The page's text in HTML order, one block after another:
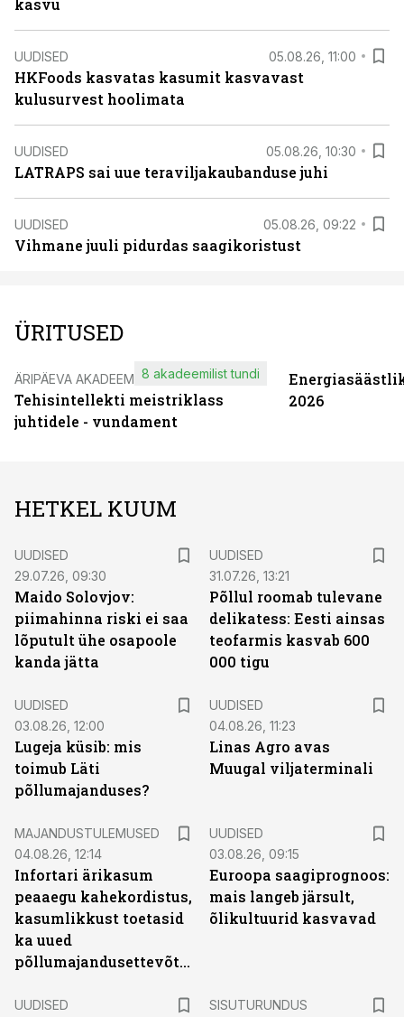
kasvu
UUDISED 05.08.26, 11:00
HKFoods kasvatas kasumit kasvavast
kulusurvest hoolimata
UUDISED 05.08.26, 10:30
LATRAPS sai uue teraviljakaubanduse juhi
UUDISED 05.08.26, 09:22
Vihmane juuli pidurdas saagikoristust
ÜRITUSED
ÄRIPÄEVA AKADEEMIA
Tehisintellekti meistriklass
juhtidele - vundament
8 akadeemilist tundi
2026
HETKEL KUUM
UUDISED
29.07.26, 09:30
Maido Solovjov:
piimahinna riski ei saa
lõputult ühe osapoole
kanda jätta
UUDISED
31.07.26, 13:21
Põllul roomab tulevane
delikatess: Eesti ainsas
teofarmis kasvab 600
000 tigu
UUDISED
03.08.26, 12:00
Lugeja küsib: mis
toimub Läti
põllumajanduses?
UUDISED
04.08.26, 11:23
Linas Agro avas
Muugal viljaterminali
MAJANDUSTULEMUSED
04.08.26, 12:14
Infortari ärikasum
peaaegu kahekordistus,
kasumlikkust toetasid
ka uued
põllumajandusettevõtted
UUDISED
03.08.26, 09:15
Euroopa saagiprognoos:
mais langeb järsult,
õlikultuurid kasvavad
UUDISED
SISUTURUNDUS